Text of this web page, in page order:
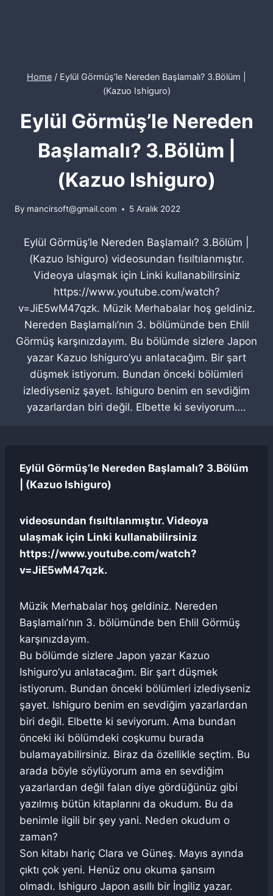
Home / Eylül Görmüş’le Nereden Başlamalı? 3.Bölüm |
(Kazuo Ishiguro)
Eylül Görmüş’le Nereden
Başlamalı? 3.Bölüm |
(Kazuo Ishiguro)
By mancirsoft@gmail.com 5 Aralık 2022
Eylül Görmüş’le Nereden Başlamalı? 3.Bölüm |
(Kazuo Ishiguro) videosundan fısıltılanmıştır.
Videoya ulaşmak için Linki kullanabilirsiniz
https://www.youtube.com/watch?
v=JiE5wM47qzk. Müzik Merhabalar hoş geldiniz.
Nereden Başlamalı’nın 3. bölümünde ben Ehlil
Görmüş karşınızdayım. Bu bölümde sizlere Japon
yazar Kazuo Ishiguro’yu anlatacağım. Bir şart
düşmek istiyorum. Bundan önceki bölümleri
izlediyseniz şayet. Ishiguro benim en sevdiğim
yazarlardan biri değil. Elbette ki seviyorum….
Eylül Görmüş’le Nereden Başlamalı? 3.Bölüm
| (Kazuo Ishiguro)
videosundan fısıltılanmıştır. Videoya
ulaşmak için Linki kullanabilirsiniz
https://www.youtube.com/watch?
v=JiE5wM47qzk.
Müzik Merhabalar hoş geldiniz. Nereden
Başlamalı’nın 3. bölümünde ben Ehlil Görmüş
karşınızdayım.
Bu bölümde sizlere Japon yazar Kazuo
Ishiguro’yu anlatacağım. Bir şart düşmek
istiyorum. Bundan önceki bölümleri izlediyseniz
şayet. Ishiguro benim en sevdiğim yazarlardan
biri değil. Elbette ki seviyorum. Ama bundan
önceki iki bölümdeki coşkumu burada
bulamayabilirsiniz. Biraz da özellikle seçtim. Bu
arada böyle söylüyorum ama en sevdiğim
yazarlardan değil falan diye gördüğünüz gibi
yazılmış bütün kitaplarını da okudum. Bu da
benimle ilgili bir şey yani. Neden okudum o
zaman?
Son kitabı hariç Clara ve Güneş. Mayıs ayında
çıktı çok yeni. Henüz onu okuma şansım
olmadı. Ishiguro Japon asıllı bir İngiliz yazar.